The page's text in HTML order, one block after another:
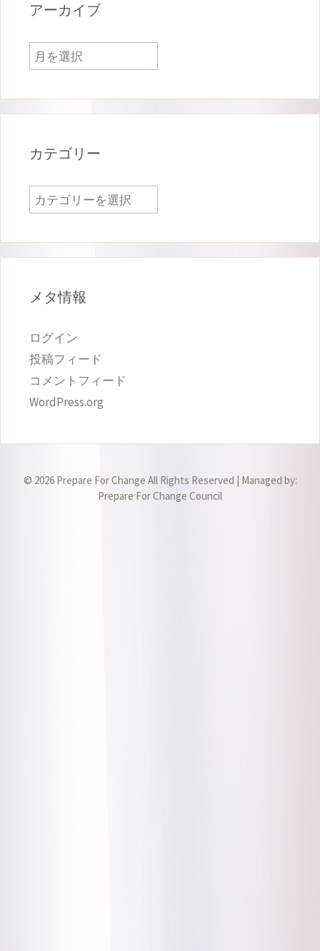
アーカイブ
ア
ー
イ
カテゴリー
カ
テ
リ
メタ情報
ログイン
投稿フィード
コメントフィード
WordPress.org
© 2026 Prepare For Change All Rights Reserved | Managed by:
Prepare For Change Council